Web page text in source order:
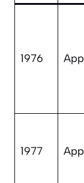
1976
1977